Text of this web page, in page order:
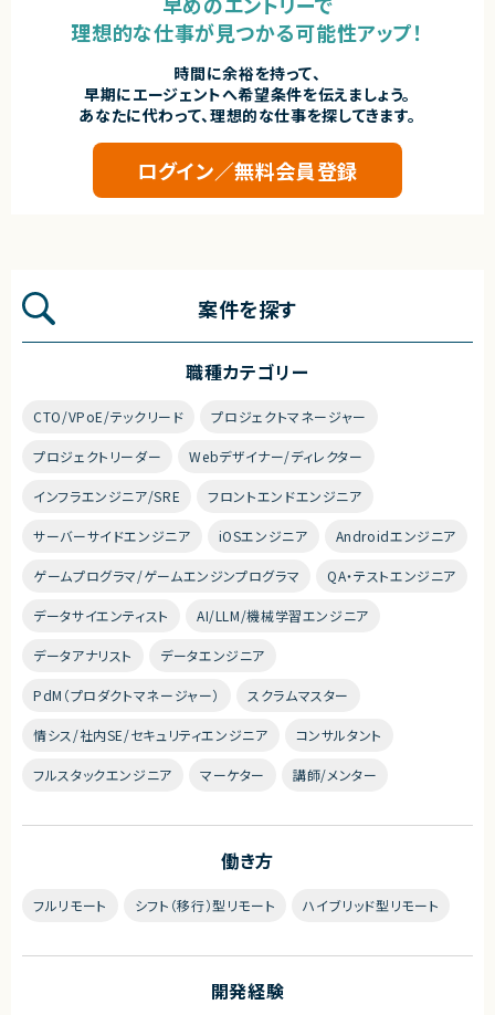
理想的な仕事が見つかる可能性アップ！
時間に余裕を持って、
早期にエージェントへ希望条件を伝えましょう。
あなたに代わって、理想的な仕事を探してきます。
ログイン／無料会員登録
案件を探す
職種カテゴリー
CTO/VPoE/テックリード プロジェクトマネージャー
プロジェクトリーダー Webデザイナー/ディレクター
インフラエンジニア/SRE フロントエンドエンジニア
サーバーサイドエンジニア iOSエンジニア Androidエンジニア
ゲームプログラマ/ゲームエンジンプログラマ QA・テストエンジニア
データサイエンティスト AI/LLM/機械学習エンジニア
データアナリスト データエンジニア
PdM（プロダクトマネージャー） スクラムマスター
情シス/社内SE/セキュリティエンジニア コンサルタント
フルスタックエンジニア マーケター 講師/メンター
働き方
フルリモート シフト（移行）型リモート ハイブリッド型リモート
開発経験